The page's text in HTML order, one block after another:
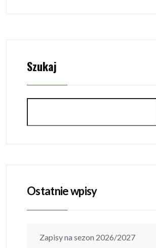
Szukaj
Ostatnie wpisy
Zapisy na sezon 2026/2027